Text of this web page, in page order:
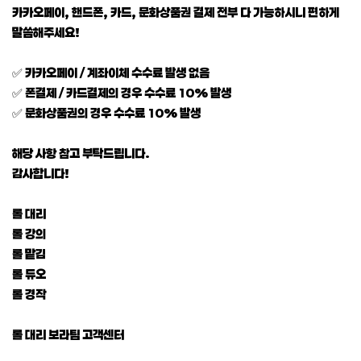
카카오페이, 핸드폰, 카드, 문화상품권 결제 전부 다 가능하시니 편하게
말씀해주세요!
✅ 카카오페이 / 계좌이체 수수료 발생 없음
✅ 폰결제 / 카드결제의 경우 수수료 10% 발생
✅ 문화상품권의 경우 수수료 10% 발생
해당 사항 참고 부탁드립니다.
감사합니다!
롤 대리
롤 강의
롤 맡김
롤 듀오
롤 경작
롤 대리 보라팀 고객센터